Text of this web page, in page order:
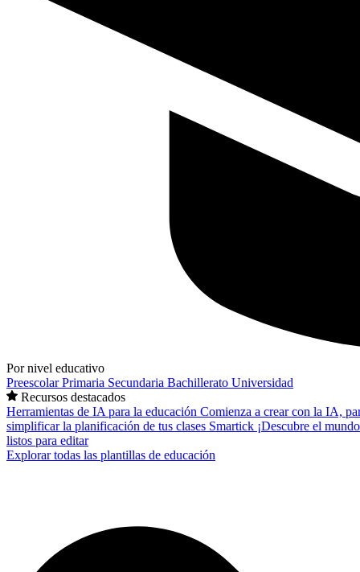
Por nivel educativo
PreescolarPrimaria Secundaria Bachillerato Universidad
Recursos destacados
Herramientas de IA para la educación Comienza a crear con la IA,
simplificar la planificación de tus clases Smartick ¡Descubre el
listos para editar
Explorar todas las plantillas de educación